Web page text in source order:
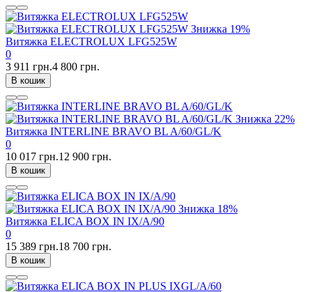
Знижка 19%
Витяжка ELECTROLUX LFG525W
0
3 911 грн.4 800 грн.
В кошик
Знижка 22%
Витяжка INTERLINE BRAVO BL A/60/GL/K
0
10 017 грн.12 900 грн.
В кошик
Знижка 18%
Витяжка ELICA BOX IN IX/A/90
0
15 389 грн.18 700 грн.
В кошик